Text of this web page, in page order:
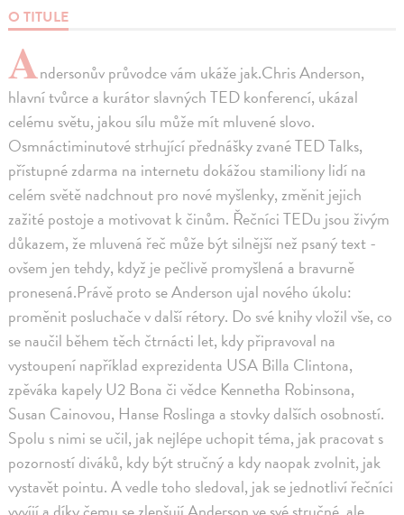
O TITULE
Andersonův průvodce vám ukáže jak.Chris Anderson,
hlavní tvůrce a kurátor slavných TED konferencí, ukázal
celému světu, jakou sílu může mít mluvené slovo.
Osmnáctiminutové strhující přednášky zvané TED Talks,
přístupné zdarma na internetu dokážou stamiliony lidí na
celém světě nadchnout pro nové myšlenky, změnit jejich
zažité postoje a motivovat k činům. Řečníci TEDu jsou živým
důkazem, že mluvená řeč může být silnější než psaný text -
ovšem jen tehdy, když je pečlivě promyšlená a bravurně
pronesená.Právě proto se Anderson ujal nového úkolu:
proměnit posluchače v další rétory. Do své knihy vložil vše, co
se naučil během těch čtrnácti let, kdy připravoval na
vystoupení například exprezidenta USA Billa Clintona,
zpěváka kapely U2 Bona či vědce Kennetha Robinsona,
Susan Cainovou, Hanse Roslinga a stovky dalších osobností.
Spolu s nimi se učil, jak nejlépe uchopit téma, jak pracovat s
pozorností diváků, kdy být stručný a kdy naopak zvolnit, jak
vystavět pointu. A vedle toho sledoval, jak se jednotliví řečníci